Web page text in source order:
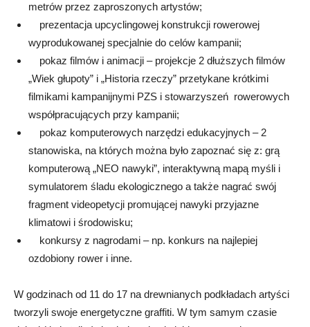
metrów przez zaproszonych artystów;
prezentacja upcyclingowej konstrukcji rowerowej
wyprodukowanej specjalnie do celów kampanii;
pokaz filmów i animacji – projekcje 2 dłuższych filmów
„Wiek głupoty” i „Historia rzeczy” przetykane krótkimi
filmikami kampanijnymi PZS i stowarzyszeń rowerowych
współpracujących przy kampanii;
pokaz komputerowych narzędzi edukacyjnych – 2
stanowiska, na których można było zapoznać się z: grą
komputerową „NEO nawyki”, interaktywną mapą myśli i
symulatorem śladu ekologicznego a także nagrać swój
fragment videopetycji promującej nawyki przyjazne
klimatowi i środowisku;
konkursy z nagrodami – np. konkurs na najlepiej
ozdobiony rower i inne.
W godzinach od 11 do 17 na drewnianych podkładach artyści
tworzyli swoje energetyczne graffiti. W tym samym czasie